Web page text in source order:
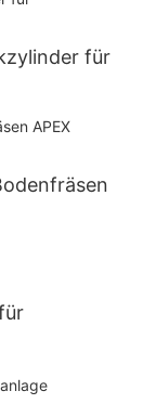
für